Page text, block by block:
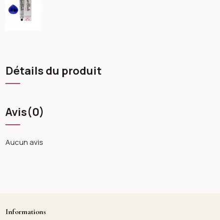
Détails du produit
Avis(0)
Aucun avis
Informations